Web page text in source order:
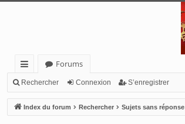
cc
ès
ra
Forums
Rechercher Connexion S’enregistrer
Index du forum Rechercher Sujets sans réponse